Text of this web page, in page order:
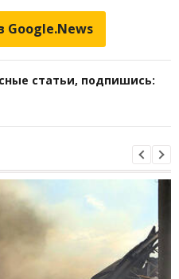
Google.News
статьи, подпишись: